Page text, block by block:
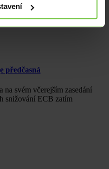
hranice 24,90 EURCZK se jeví
předčasná
na svém včerejším zasedání
snižování ECB zatím